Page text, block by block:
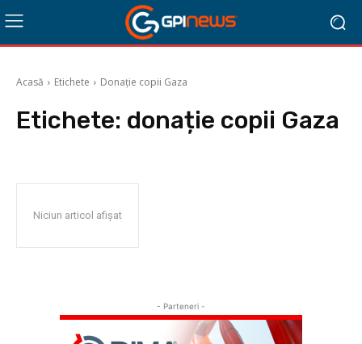
Acasă Etichete Donație copii Gaza
Etichete: donație copii Gaza
Niciun articol afișat
- Parteneri -